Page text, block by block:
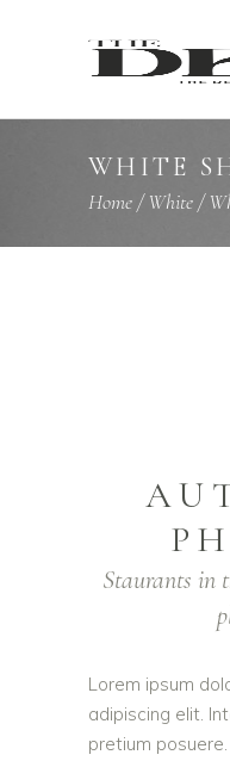
WHITE
Home/White/
Staurants in
Lorem ipsum
adipiscing elit.
pretium